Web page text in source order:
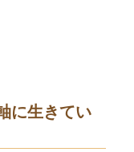
に生きてい